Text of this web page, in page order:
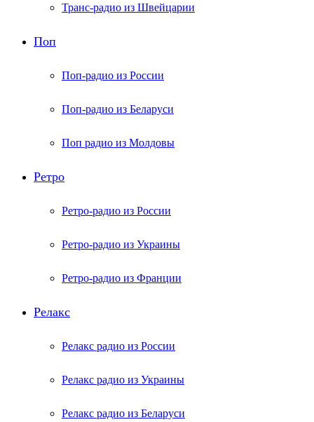
Транс-радио из Швейцарии
Поп
Поп-радио из России
Поп-радио из Беларуси
Поп радио из Молдовы
Ретро
Ретро-радио из России
Ретро-радио из Украины
Ретро-радио из Франции
Релакс
Релакс радио из России
Релакс радио из Украины
Релакс радио из Беларуси